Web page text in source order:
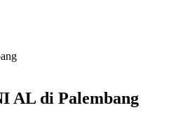
AL di Palembang